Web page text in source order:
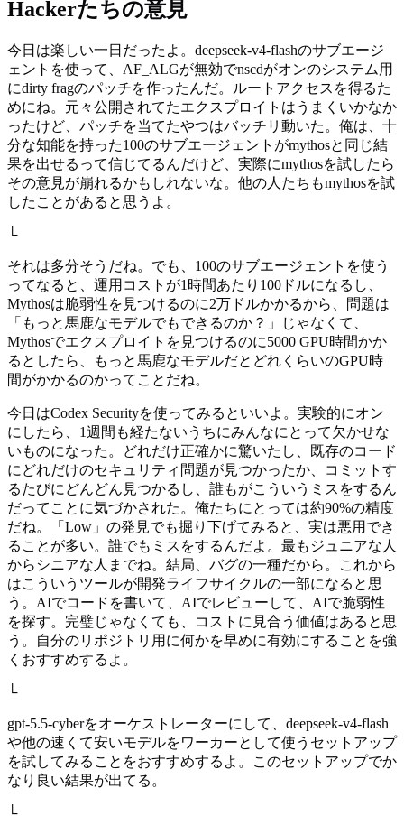
Hackerたちの意見
今日は楽しい一日だったよ。deepseek-v4-flashのサブエージ
ェントを使って、AF_ALGが無効でnscdがオンのシステム用
にdirty fragのパッチを作ったんだ。ルートアクセスを得るた
めにね。元々公開されてたエクスプロイトはうまくいかなか
ったけど、パッチを当てたやつはバッチリ動いた。俺は、十
分な知能を持った100のサブエージェントがmythosと同じ結
果を出せるって信じてるんだけど、実際にmythosを試したら
その意見が崩れるかもしれないな。他の人たちもmythosを試
したことがあると思うよ。
└
それは多分そうだね。でも、100のサブエージェントを使う
ってなると、運用コストが1時間あたり100ドルになるし、
Mythosは脆弱性を見つけるのに2万ドルかかるから、問題は
「もっと馬鹿なモデルでもできるのか？」じゃなくて、
Mythosでエクスプロイトを見つけるのに5000 GPU時間かか
るとしたら、もっと馬鹿なモデルだとどれくらいのGPU時
間がかかるのかってことだね。
今日はCodex Securityを使ってみるといいよ。実験的にオン
にしたら、1週間も経たないうちにみんなにとって欠かせな
いものになった。どれだけ正確かに驚いたし、既存のコード
にどれだけのセキュリティ問題が見つかったか、コミットす
るたびにどんどん見つかるし、誰もがこういうミスをするん
だってことに気づかされた。俺たちにとっては約90%の精度
だね。「Low」の発見でも掘り下げてみると、実は悪用でき
ることが多い。誰でもミスをするんだよ。最もジュニアな人
からシニアな人までね。結局、バグの一種だから。これから
はこういうツールが開発ライフサイクルの一部になると思
う。AIでコードを書いて、AIでレビューして、AIで脆弱性
を探す。完璧じゃなくても、コストに見合う価値はあると思
う。自分のリポジトリ用に何かを早めに有効にすることを強
くおすすめするよ。
└
gpt-5.5-cyberをオーケストレーターにして、deepseek-v4-flash
や他の速くて安いモデルをワーカーとして使うセットアップ
を試してみることをおすすめするよ。このセットアップでか
なり良い結果が出てる。
└